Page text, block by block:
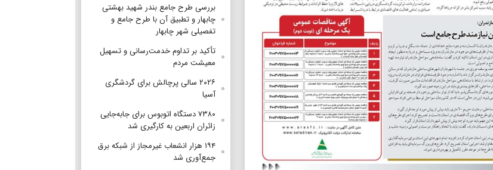
بررسی طرح جامع بندر شهید بهشتی
چابهار و تطبیق آن با طرح جامع و
تفصیلی شهر چابهار
تأکید بر تداوم خدمت‌رسانی و تسهیل
معیشت مردم
۲۰۲۶ سالی پرچالش برای گردشگری
آسیا
۷۳۸۰ دستگاه اتوبوس برای جابه‌جایی
زائران اربعین به‌ کارگیری شد
۱۹۴ هزار انشعاب غیرمجاز از شبکه برق
جمع‌آوری شد